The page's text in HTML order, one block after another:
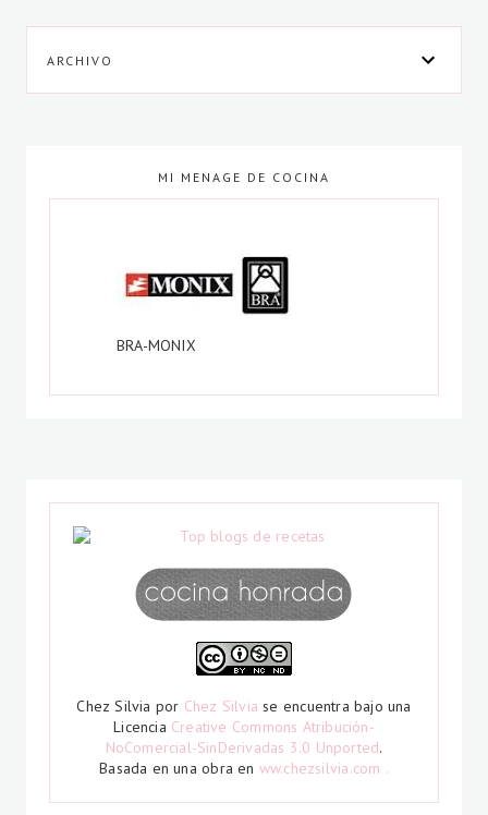
ARCHIVO
MI MENAGE DE COCINA
BRA-MONIX
Chez Silvia por Chez Silvia se encuentra bajo una
Licencia Creative Commons Atribución-
NoComercial-SinDerivadas 3.0 Unported.
Basada en una obra en ww.chezsilvia.com .